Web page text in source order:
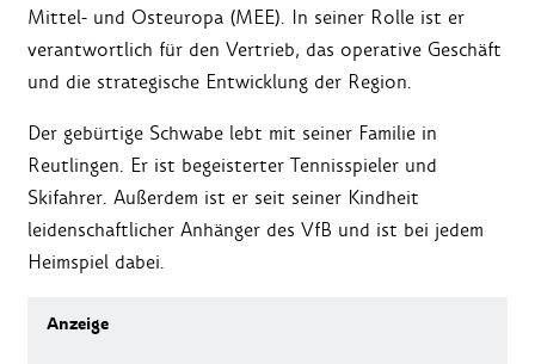
Mittel- und Osteuropa (MEE). In seiner Rolle ist er
verantwortlich für den Vertrieb, das operative Geschäft
und die strategische Entwicklung der Region.
Der gebürtige Schwabe lebt mit seiner Familie in
Reutlingen. Er ist begeisterter Tennisspieler und
Skifahrer. Außerdem ist er seit seiner Kindheit
leidenschaftlicher Anhänger des VfB und ist bei jedem
Heimspiel dabei.